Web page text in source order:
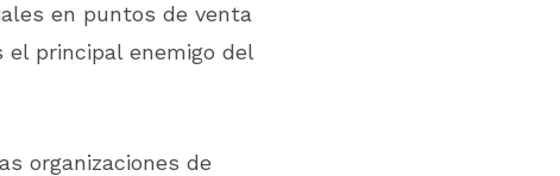
en puntos de venta
principal enemigo del
organizaciones de